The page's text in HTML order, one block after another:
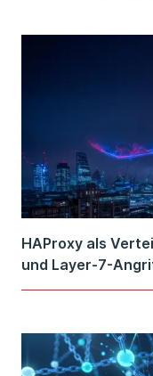
HAProxy als
und Layer-7-